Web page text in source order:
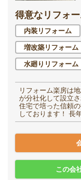
得意なリフォ
内装リフォーム
増改築リフォーム
水廻りリフォーム
リフォーム楽房は
が分社化して設立
住宅で培った信頼
しております！ 長
この会